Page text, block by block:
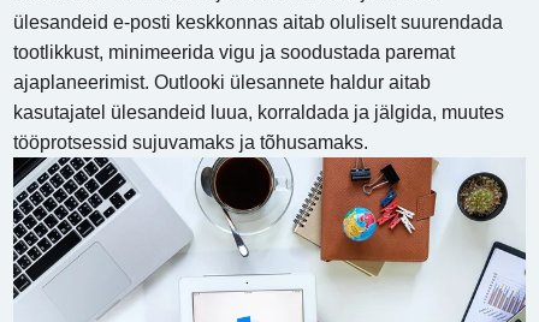
ülesandeid e-posti keskkonnas aitab oluliselt suurendada
tootlikkust, minimeerida vigu ja soodustada paremat
ajaplaneerimist. Outlooki ülesannete haldur aitab
kasutajatel ülesandeid luua, korraldada ja jälgida, muutes
tööprotsessid sujuvamaks ja tõhusamaks.